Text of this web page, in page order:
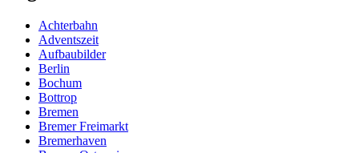
Achterbahn
Adventszeit
Aufbaubilder
Berlin
Bochum
Bottrop
Bremen
Bremer Freimarkt
Bremerhaven